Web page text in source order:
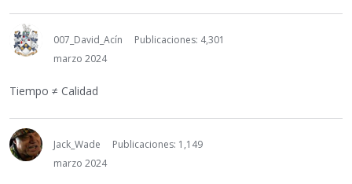
007_David_Acín
Publicaciones: 4,301
marzo 2024
Tiempo ≠ Calidad
Jack_Wade
Publicaciones: 1,149
marzo 2024